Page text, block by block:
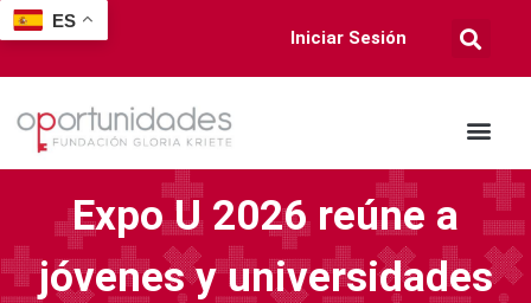
Iniciar Sesión
Expo U 2026 reúne a
jóvenes y universidades
ES